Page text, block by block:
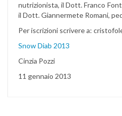
nutrizionista, il Dott. Franco
il Dott. Giannermete Romani,
Per iscrizioni scrivere a:
Snow Diab 2013
Cinzia Pozzi
11 gennaio 2013